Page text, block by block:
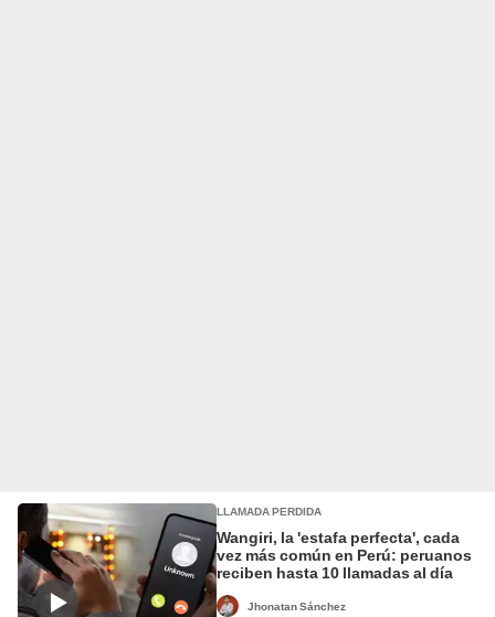
LLAMADA PERDIDA
Wangiri, la 'estafa perfecta', cada
vez más común en Perú: peruanos
reciben hasta 10 llamadas al día
Jhonatan Sánchez